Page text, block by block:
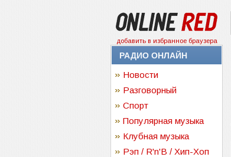
добавить в избранное браузера
РАДИО ОНЛАЙН
Новости
Разговорный
Спорт
Популярная музыка
Клубная музыка
Рэп / R'n'B / Хип-Хоп